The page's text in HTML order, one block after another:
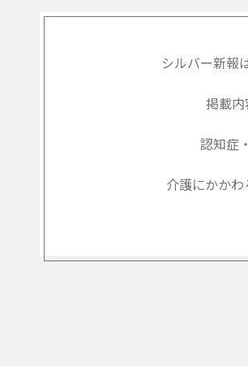
シルバー新報
掲載
認知症
介護にかか